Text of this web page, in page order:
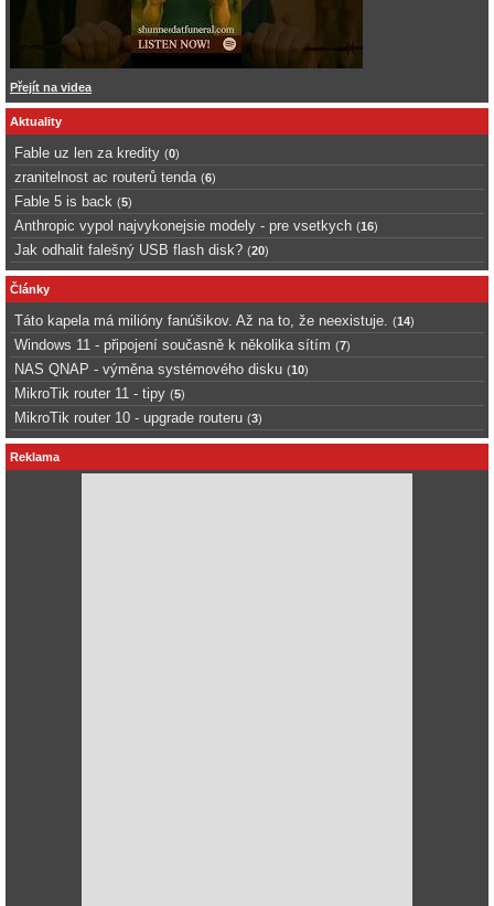
Přejít na videa
Aktuality
Fable uz len za kredity (0)
zranitelnost ac routerů tenda (6)
Fable 5 is back (5)
Anthropic vypol najvykonejsie modely - pre vsetkych (16)
Jak odhalit falešný USB flash disk? (20)
Články
Táto kapela má milióny fanúšikov. Až na to, že neexistuje. (14)
Windows 11 - připojení současně k několika sítím (7)
NAS QNAP - výměna systémového disku (10)
MikroTik router 11 - tipy (5)
MikroTik router 10 - upgrade routeru (3)
Reklama